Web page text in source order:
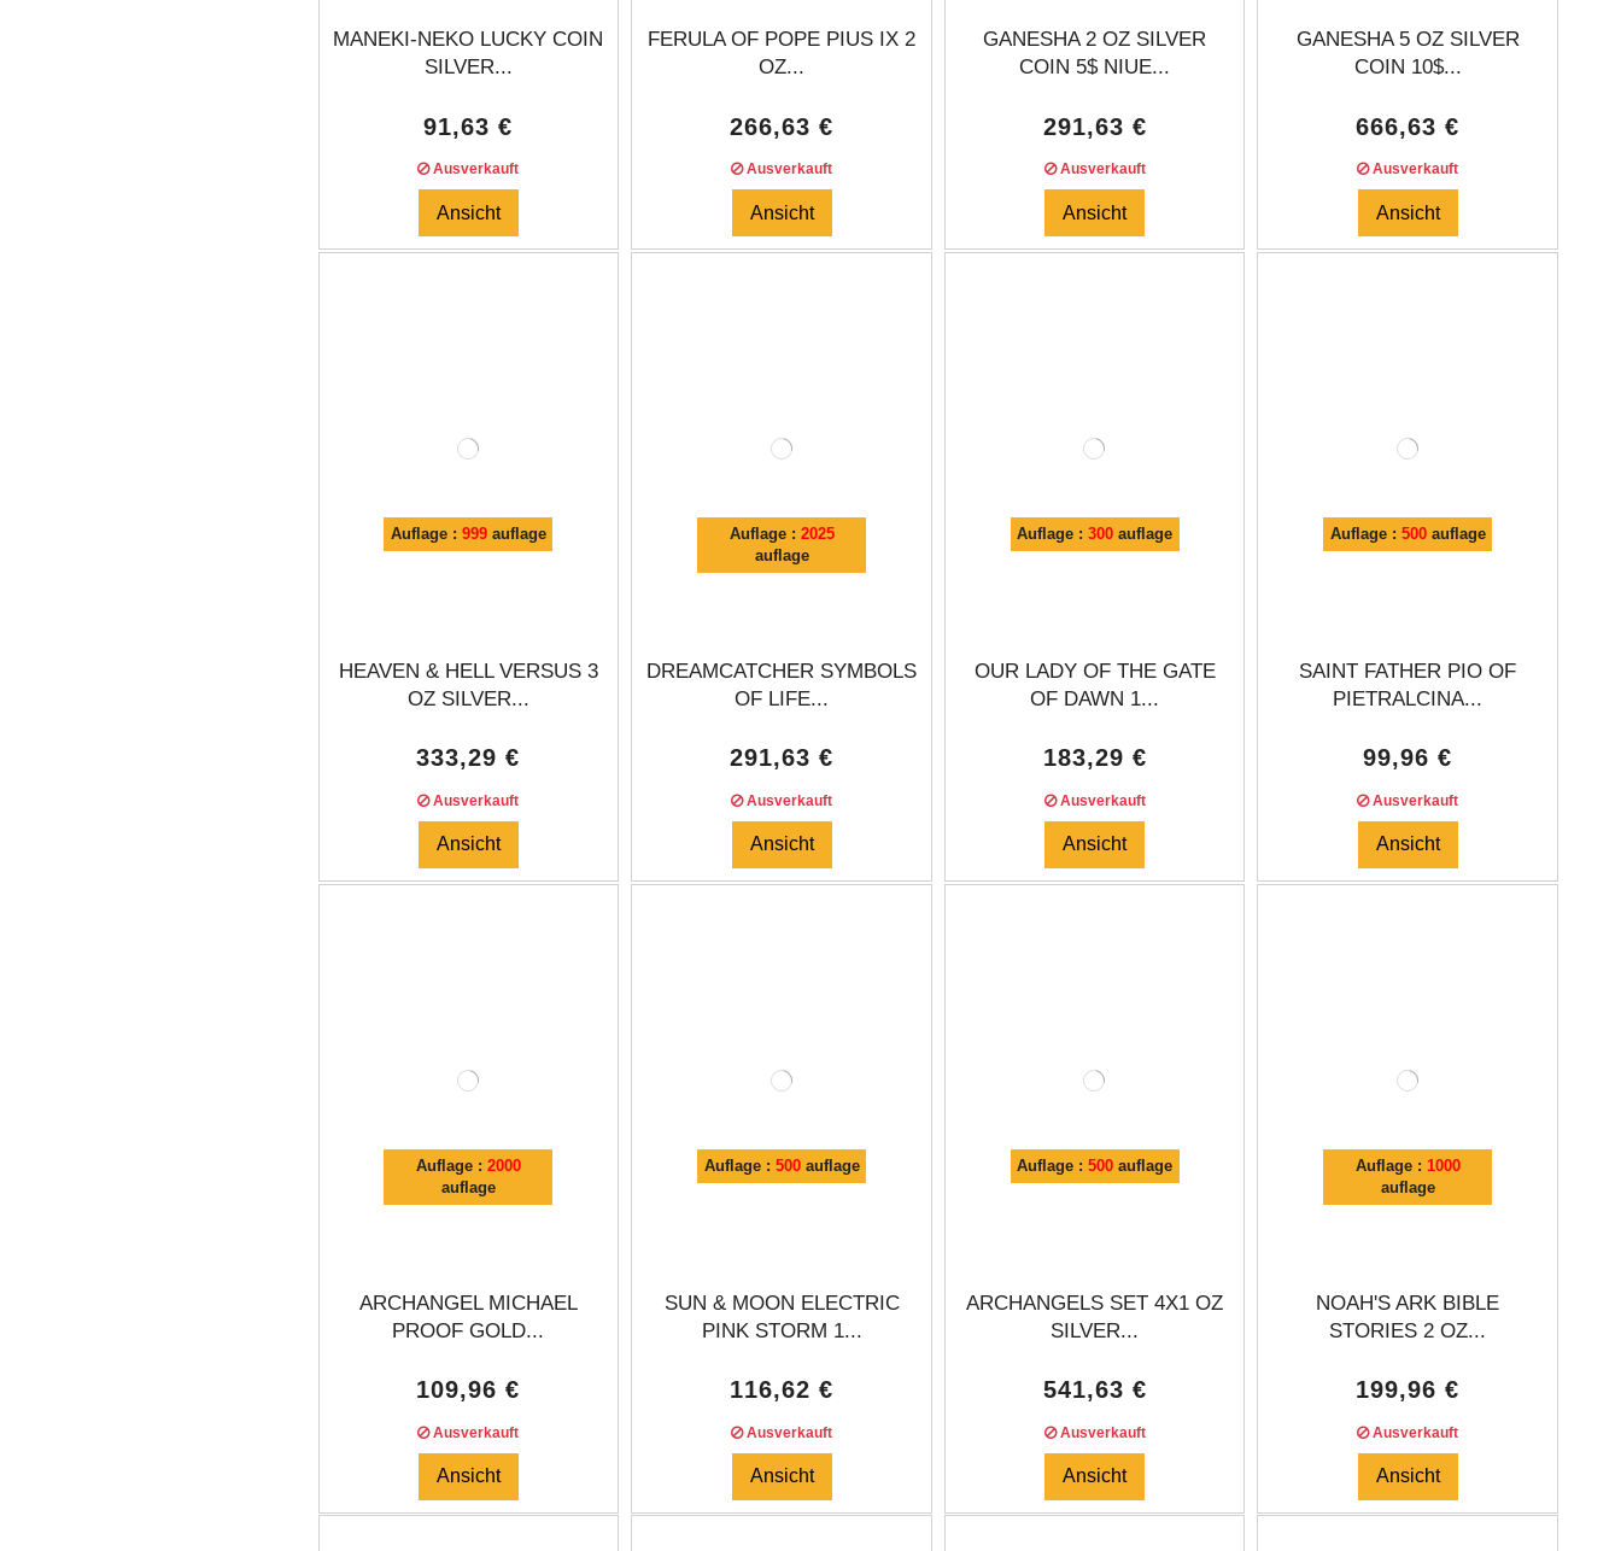
MANEKI-NEKO LUCKY COIN
SILVER...
91,63 €
Ausverkauft
Ansicht
FERULA OF POPE PIUS IX 2
OZ...
266,63 €
Ausverkauft
Ansicht
GANESHA 2 OZ SILVER
COIN 5$ NIUE...
291,63 €
Ausverkauft
Ansicht
GANESHA 5 OZ SILVER
COIN 10$...
666,63 €
Ausverkauft
Ansicht
Auflage : 999auflage
HEAVEN & HELL VERSUS 3
OZ SILVER...
333,29 €
Ausverkauft
Ansicht
Auflage : 2025
auflage
DREAMCATCHER SYMBOLS
OF LIFE...
291,63 €
Ausverkauft
Ansicht
Auflage :300 auflage
OUR LADY OF THE GATE
OF DAWN 1...
183,29 €
Ausverkauft
Ansicht
Auflage : 500auflage
SAINT FATHER PIO OF
PIETRALCINA...
99,96 €
Ausverkauft
Ansicht
Auflage : 2000
auflage
ARCHANGEL MICHAEL
PROOF GOLD...
109,96 €
Ausverkauft
Ansicht
Auflage : 500auflage
SUN & MOON ELECTRIC
PINK STORM 1...
116,62 €
Ausverkauft
Ansicht
Auflage :500 auflage
ARCHANGELS SET 4X1 OZ
SILVER...
541,63 €
Ausverkauft
Ansicht
Auflage : 1000
auflage
NOAH'S ARK BIBLE
STORIES 2 OZ...
199,96 €
Ausverkauft
Ansicht